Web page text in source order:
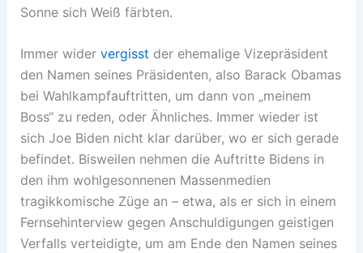
Sonne sich Weiß färbten.
Immer wider vergisst der ehemalige Vizepräsident
den Namen seines Präsidenten, also Barack Obamas
bei Wahlkampfauftritten, um dann von „meinem
Boss“ zu reden, oder Ähnliches. Immer wieder ist
sich Joe Biden nicht klar darüber, wo er sich gerade
befindet. Bisweilen nehmen die Auftritte Bidens in
den ihm wohlgesonnenen Massenmedien
tragikkomische Züge an – etwa, als er sich in einem
Fernsehinterview gegen Anschuldigungen geistigen
Verfalls verteidigte, um am Ende den Namen seines